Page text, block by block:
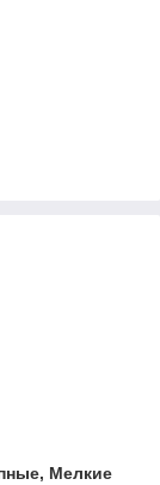
Мелкие